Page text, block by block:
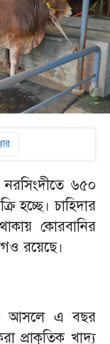
৬৫০
হচ্ছে। চাহিদার
কোরবানির
রয়েছে।
আসলে এ বছর
প্রাকৃতিক খাদ্য